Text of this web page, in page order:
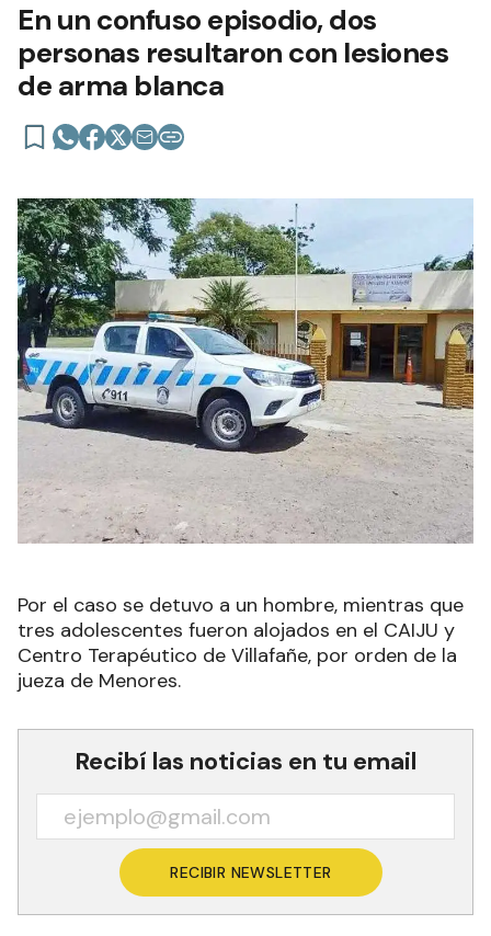
En un confuso episodio, dos
personas resultaron con lesiones
de arma blanca
Por el caso se detuvo a un hombre, mientras que
tres adolescentes fueron alojados en el CAIJU y
Centro Terapéutico de Villafañe, por orden de la
jueza de Menores.
Recibí las noticias en tu email
RECIBIR NEWSLETTER